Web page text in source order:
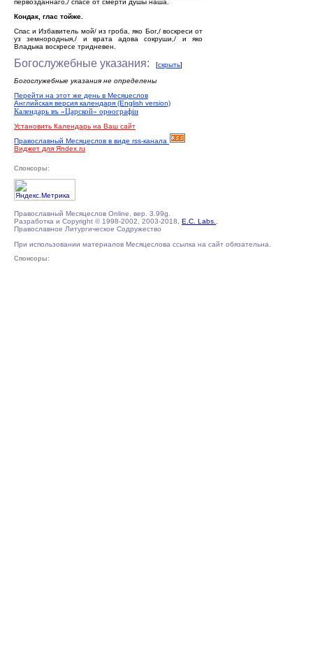
первозданнаго,/ спасе от смерти душы наша.
Кондак, глас тойже.
Спас и Избавитель мой/ из гроба, яко Бог,/ воскреси от
уз земнородныя,/ и врата адова сокруши,/ и яко
Владыка воскресе тридневен.
Богослужебные указания: [скрыть]
Богослужебные указания не определены
Перейти на этот же день в Месяцеслов
Английская версия календаря (English version)
Календарь въ «Царской» орѳографiи
Установить Календарь на Ваш сайт
Православный Месяцеслов в виде rss-канала
Виджет для Яndex.ru
Спонсоры:
Православный Месяцеслов Online, вер. 3.99g.
Разработка и Copyright © 1998-2002, 2003-2018, E.C. Labs.
Православное Литургическое Содружество
При использовании материалов Месяцеслова ссылка на сайт обязательна.
Спонсоры: